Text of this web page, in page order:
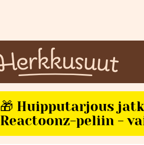
🎁 Huipputarjous
Reactoonz-peliin -